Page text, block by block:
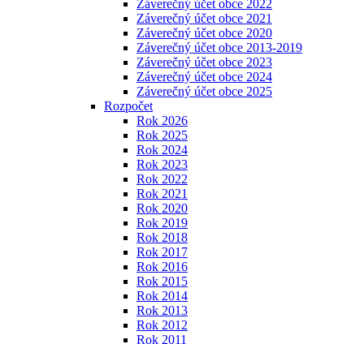
Záverečný účet obce 2022
Záverečný účet obce 2021
Záverečný účet obce 2020
Záverečný účet obce 2013-2019
Záverečný účet obce 2023
Záverečný účet obce 2024
Záverečný účet obce 2025
Rozpočet
Rok 2026
Rok 2025
Rok 2024
Rok 2023
Rok 2022
Rok 2021
Rok 2020
Rok 2019
Rok 2018
Rok 2017
Rok 2016
Rok 2015
Rok 2014
Rok 2013
Rok 2012
Rok 2011